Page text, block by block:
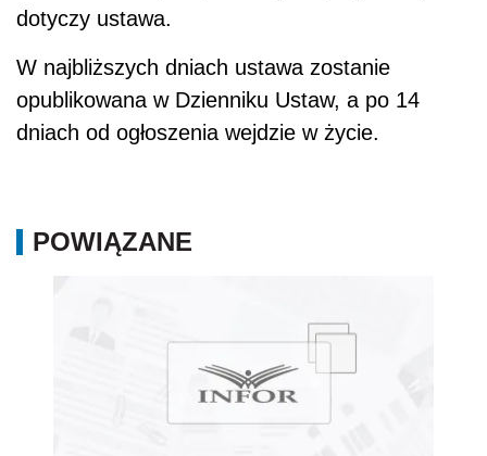
dotyczy ustawa.
W najbliższych dniach ustawa zostanie
opublikowana w Dzienniku Ustaw, a po 14
dniach od ogłoszenia wejdzie w życie.
POWIĄZANE